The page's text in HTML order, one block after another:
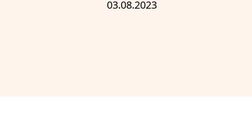
03.08.2023